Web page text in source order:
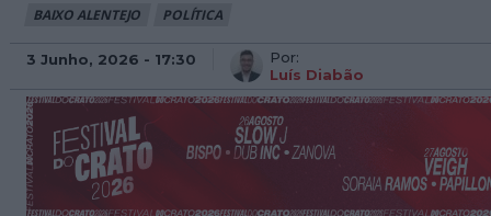
BAIXO ALENTEJO POLÍTICA
3 Junho, 2026 - 17:30
Por:
Luís Diabão